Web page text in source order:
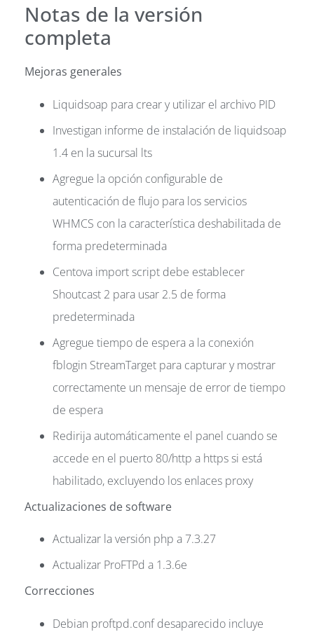
Notas de la versión
completa
Mejoras generales
Liquidsoap para crear y utilizar el archivo PID
Investigan informe de instalación de liquidsoap
1.4 en la sucursal lts
Agregue la opción configurable de
autenticación de flujo para los servicios
WHMCS con la característica deshabilitada de
forma predeterminada
Centova import script debe establecer
Shoutcast 2 para usar 2.5 de forma
predeterminada
Agregue tiempo de espera a la conexión
fblogin StreamTarget para capturar y mostrar
correctamente un mensaje de error de tiempo
de espera
Redirija automáticamente el panel cuando se
accede en el puerto 80/http a https si está
habilitado, excluyendo los enlaces proxy
Actualizaciones de software
Actualizar la versión php a 7.3.27
Actualizar ProFTPd a 1.3.6e
Correcciones
Debian proftpd.conf desaparecido incluye